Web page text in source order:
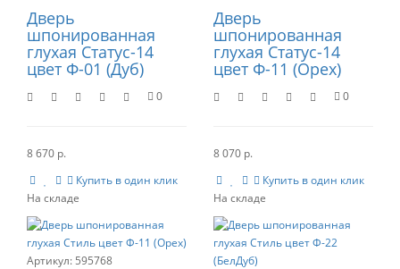
Дверь
шпонированная
глухая Статус-14
цвет Ф-01 (Дуб)
0
8 670 р.
Купить в один клик
Дверь
шпонированная
глухая Статус-14
цвет Ф-11 (Орех)
0
8 070 р.
Купить в один клик
595768